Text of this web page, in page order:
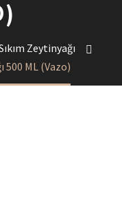
Zeytinyağı
500 ML (Vazo)